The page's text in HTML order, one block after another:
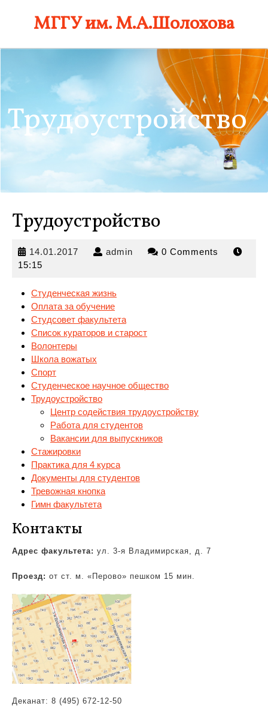
МГГУ им. М.А.Шолохова
Трудоустройство
Трудоустройство
14.01.2017 14.01.2017
admin admin 0 Comments
15:15
Студенческая жизнь
Оплата за обучение
Студсовет факультета
Список кураторов и старост
Волонтеры
Школа вожатых
Спорт
Студенческое научное общество
Трудоустройство
Центр содействия трудоустройству
Работа для студентов
Вакансии для выпускников
Стажировки
Практика для 4 курса
Документы для студентов
Тревожная кнопка
Гимн факультета
Контакты
Адрес факультета: ул. 3-я Владимирская, д. 7
Проезд: от ст. м. «Перово» пешком 15 мин.
Деканат: 8 (495) 672-12-50